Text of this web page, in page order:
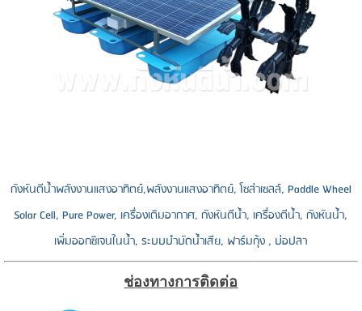
กังหันตีน้ำพลังงานแสงอาทิตย์,พลังงานแสงอาทิตย์, โซล่าเซลล์, Paddle Wheel
Solar Cell, Pure Power, เครื่องเติมอากาศ, กังหันตีน้ำ, เครื่องตีน้ำ, กังหันน้ำ,
เพิ่มออกซิเจนในน้ำ, ระบบบำบัดน้ำเสีย, ฟาร์มกุ้ง , บ่อปลา
ช่องทางการติดต่อ